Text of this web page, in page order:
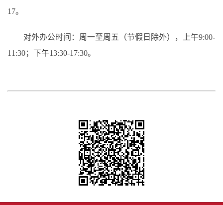
17。
对外办公时间：周一至周五（节假日除外），上午9:00-
11:30；下午13:30-17:30。